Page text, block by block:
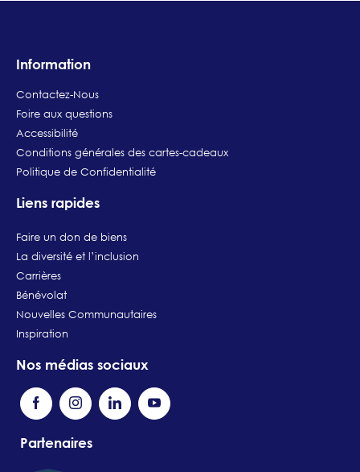
Information
Contactez-Nous
Foire aux questions
Accessibilité
Conditions générales des cartes-cadeaux
Politique de Confidentialité
Liens rapides
Faire un don de biens
La diversité et l’inclusion
Carrières
Bénévolat
Nouvelles Communautaires
Inspiration
Nos médias sociaux
Partenaires